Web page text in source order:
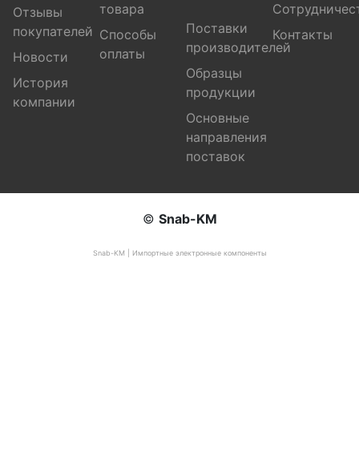
Отзывы
покупателей
Новости
История
компании
товара
Способы
оплаты
Поставки
производителей
Образцы
продукции
Основные
направления
поставок
Контакты
© Snab-KM
Snab-KM | Импортные электронные компоненты